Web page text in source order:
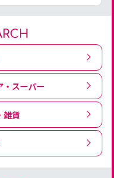
・スーパー
雑貨